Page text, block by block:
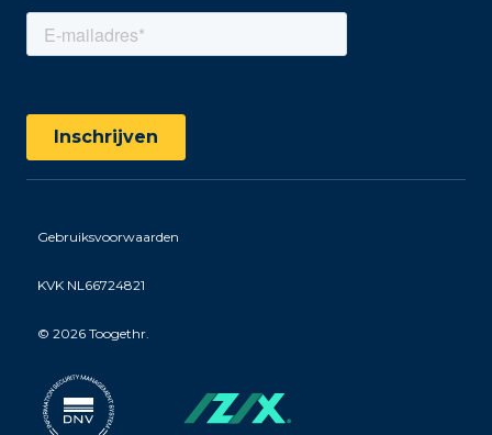
Gebruiksvoorwaarden
KVK NL66724821
© 2026 Toogethr.